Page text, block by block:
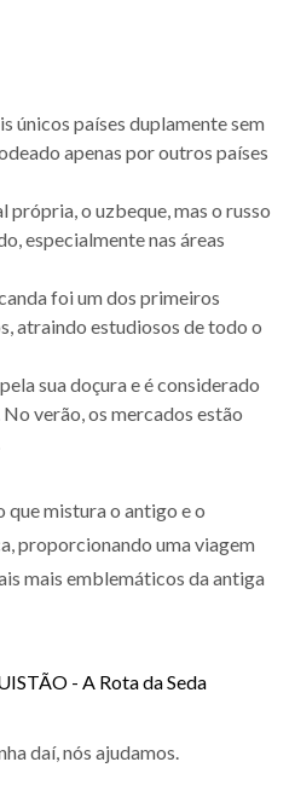
únicos países duplamente sem
apenas por outros países
própria, o uzbeque, mas o russo
especialmente nas áreas
foi um dos primeiros
atraindo estudiosos de todo o
sua doçura e é considerado
verão, os mercados estão
mistura o antigo e o
proporcionando uma viagem
mais emblemáticos da antiga
- A Rota da Seda
daí, nós ajudamos.